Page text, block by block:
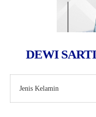
DEWI
Jenis Kelamin